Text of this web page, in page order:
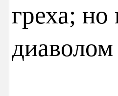
греха;
диаволом